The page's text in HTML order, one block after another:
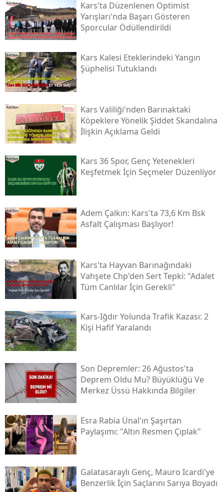
Malatya
Kahramanmaraş
Muş
Niğde
Sakarya
Siirt
Sinop
Tekirdağ
Trabzon
Tunceli
Uşak
Zonguldak
Kars'ta Düzenlenen Optimist
Yarışları'nda Başarı Gösteren
Sporcular Ödüllendirildi
Kars Kalesi Eteklerindeki Yangın
Şüphelisi Tutuklandı
Kars Valiliği'nden Barınaktaki
Köpeklere Yönelik Şiddet Skandalına
İlişkin Açıklama Geldi
Kars 36 Spor, Genç Yetenekleri
Keşfetmek İçin Seçmeler Düzenliyor
Adem Çalkın: Kars'ta 73,6 Km Bsk
Asfalt Çalışması Başlıyor!
Kars'ta Hayvan Barınağındaki
Vahşete Chp'den Sert Tepki: "adalet
Tüm Canlılar İçin Gerekli"
Kars-Iğdır Yolunda Trafik Kazası: 2
Kişi Hafif Yaralandı
Son Depremler: 26 Ağustos'ta
Deprem Oldu Mu? Büyüklüğü Ve
Merkez Üssü Hakkında Bilgiler
Esra Rabia Ünal'ın Şaşırtan
Paylaşımı: "altın Resmen Çıplak"
Galatasaraylı Genç, Mauro Icardi'ye
Benzerlik İçin Saçlarını Sarıya Boyadı